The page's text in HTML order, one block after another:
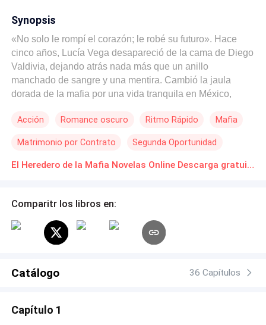
Synopsis
«No solo le rompí el corazón; le robé su futuro». Hace
cinco años, Lucía Vega desapareció de la cama de Diego
Valdivia, dejando atrás nada más que un anillo
manchado de sangre y una mentira. Cambió la jaula
dorada de la mafia por una vida tranquila en México,
no se puede escapar eternamente de un depredador.
siquiera quiere su amor. Quiere a su heredero. Los
arrastra de vuelta a su fortaleza en España con un frío
sábanas de seda, Lucía debe decidir: ¿es prisionera de
rey de Marbella?
Acción Romance oscuro Ritmo Rápido Mafia
Matrimonio por Contrato Segunda Oportunidad
El Heredero de la Mafia Novelas Online Descarga gratuita de PDF
Comparitr los libros en:
Catálogo 36 Capítulos
Capítulo 1